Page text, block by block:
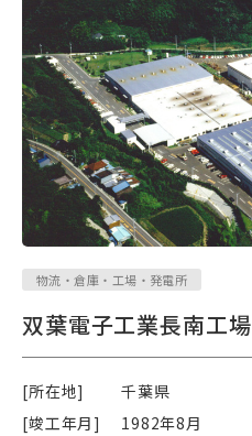
物流・倉庫・工場・発電所
双葉電子工業長南工場
[所在地]
千葉県
[竣工年月]
1982年8月